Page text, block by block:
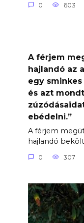
0 603
A férjem
hajlandó az
egy
és azt
ebédelni.”
A férjem
hajlandó
0 307